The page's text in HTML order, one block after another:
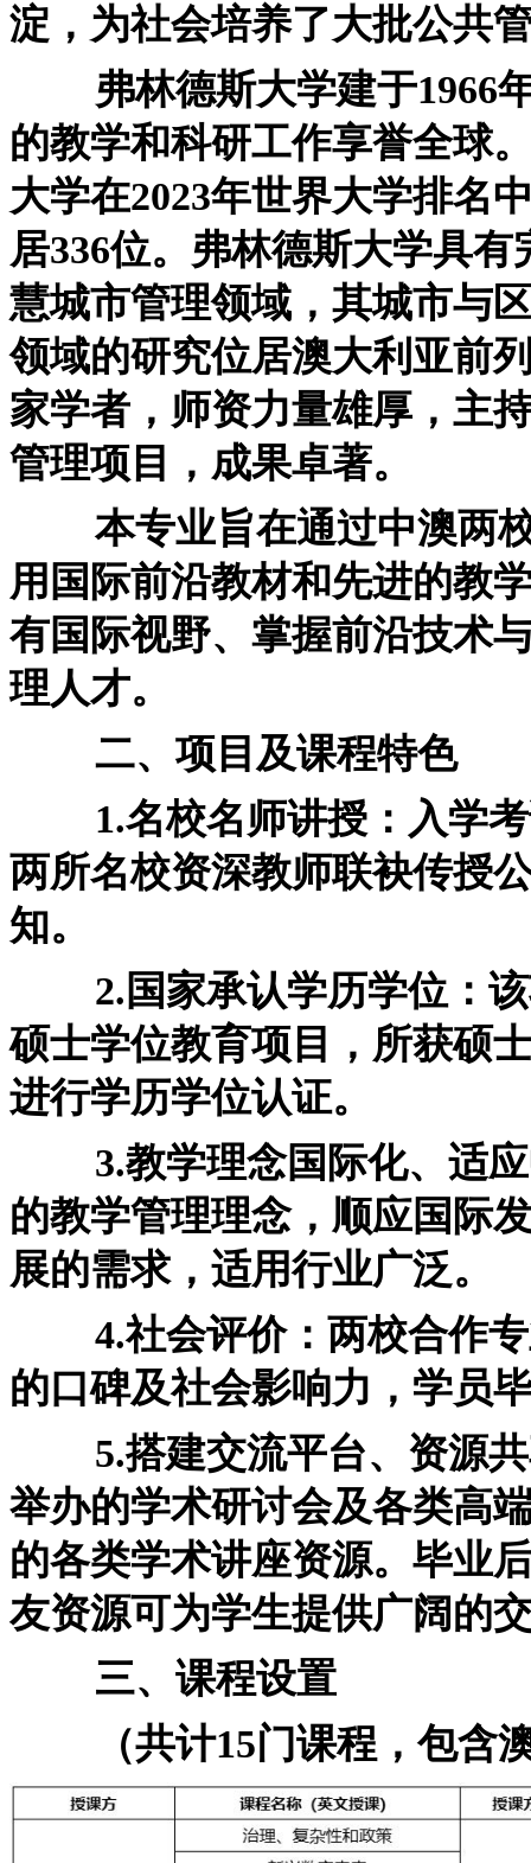
淀，为社会培养了大批公共
弗林德斯大学建于1966年
的教学和科研工作享誉全球
大学在2023年世界大学排名
居336位。弗林德斯大学具
慧城市管理领域，其城市与
领域的研究位居澳大利亚前
家学者，师资力量雄厚，主
管理项目，成果卓著。
本专业旨在通过中澳两校
用国际前沿教材和先进的教
有国际视野、掌握前沿技术
理人才。
二、项目及课程特色
1.名校名师讲授：入学考
两所名校资深教师联袂传授
知。
2.国家承认学历学位：该
硕士学位教育项目，所获硕
进行学历学位认证。
3.教学理念国际化、适应
的教学管理理念，顺应国际
展的需求，适用行业广泛。
4.社会评价：两校合作专
的口碑及社会影响力，学员
5.搭建交流平台、资源共
举办的学术研讨会及各类高
的各类学术讲座资源。毕业
友资源可为学生提供广阔的
三、课程设置
（共计15门课程，包含澳